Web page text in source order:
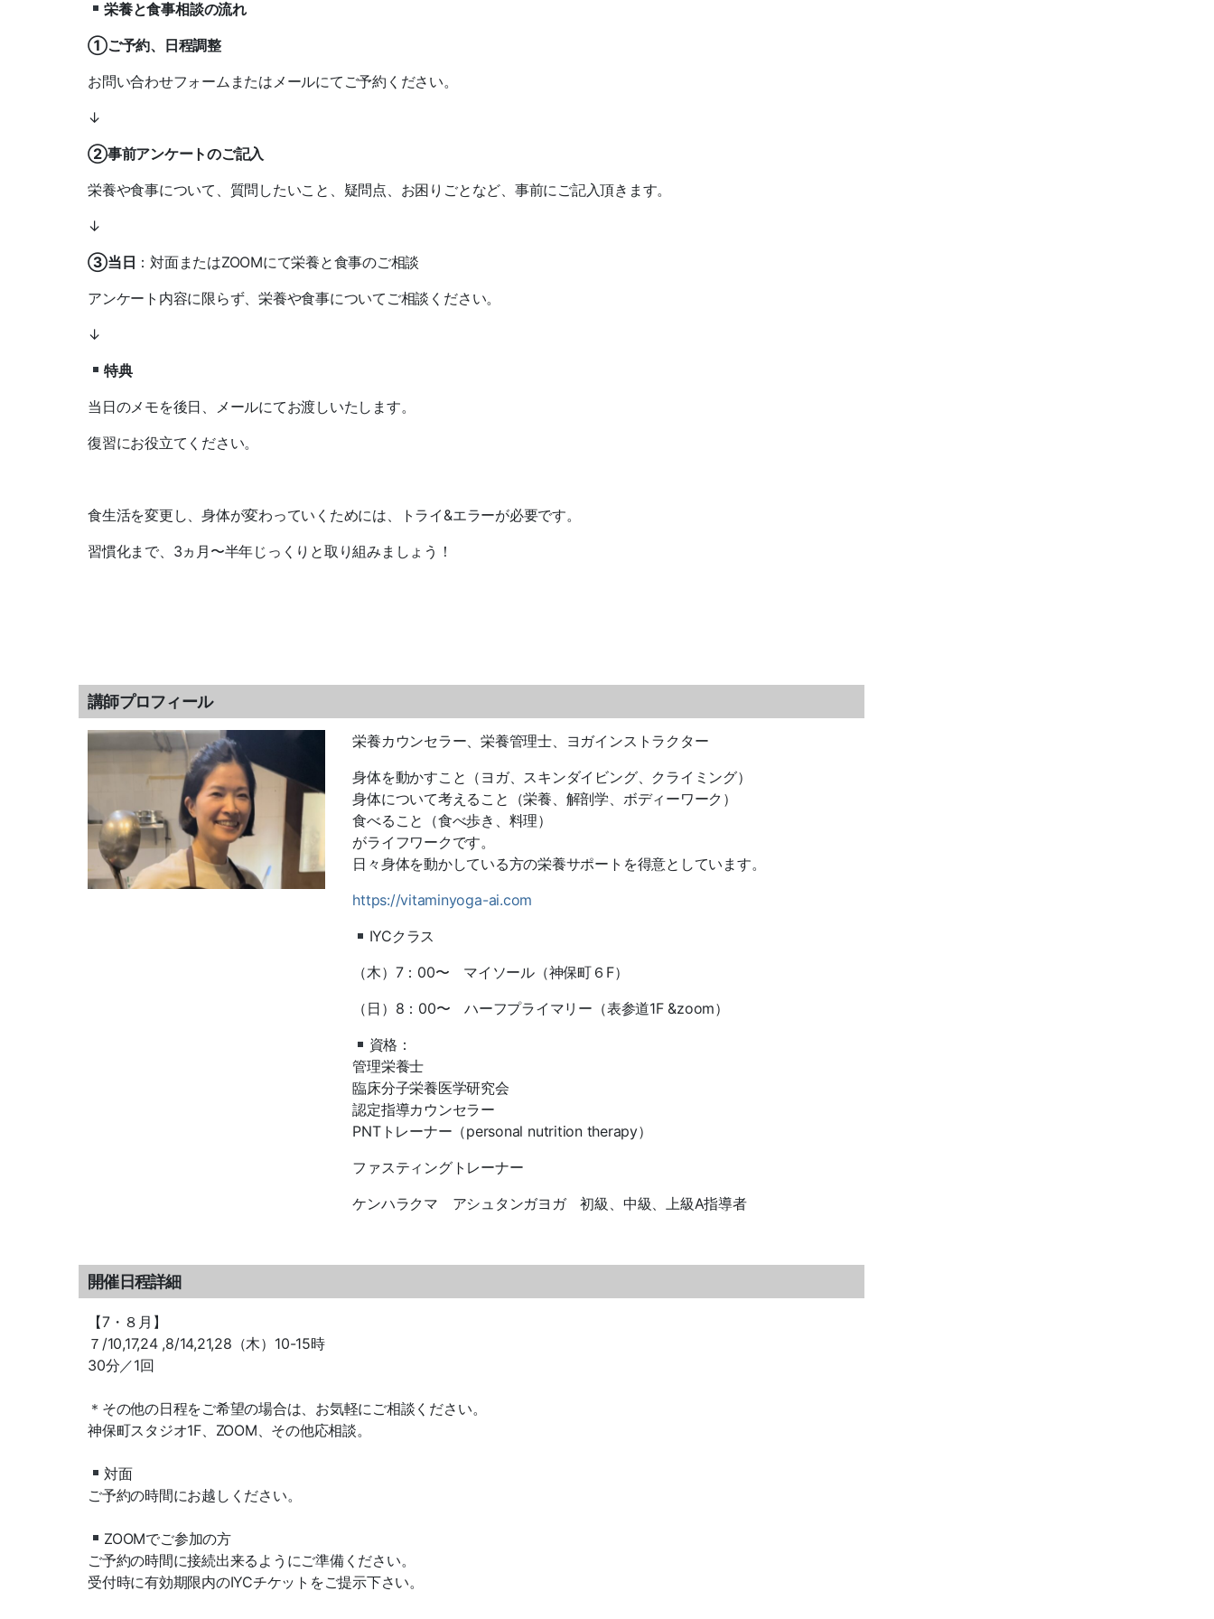
栄養と食事相談の流れ
①ご予約、日程調整
お問い合わせフォームまたはメールにてご予約ください。
↓
②事前アンケートのご記入
栄養や食事について、質問したいこと、疑問点、お困りごとなど、事前にご記入頂きます。
↓
③当日 ：対面またはZOOMにて栄養と食事のご相談
アンケート内容に限らず、栄養や食事についてご相談ください。
↓
特典
当日のメモを後日、メールにてお渡しいたします。
復習にお役立てください。
食生活を変更し、身体が変わっていくためには、トライ&エラーが必要です。
習慣化まで、3ヵ月〜半年じっくりと取り組みましょう！
講師プロフィール
栄養カウンセラー、栄養管理士、ヨガインストラクター
身体を動かすこと（ヨガ、スキンダイビング、クライミング）
身体について考えること（栄養、解剖学、ボディーワーク）
食べること（食べ歩き、料理）
がライフワークです。
日々身体を動かしている方の栄養サポートを得意としています。
https://vitaminyoga-ai.com
IYCクラス
（木）7：00〜 マイソール（神保町６F）
（日）8：00〜 ハーフプライマリー（表参道1F &zoom）
資格：
管理栄養士
臨床分子栄養医学研究会
認定指導カウンセラー
PNTトレーナー（personal nutrition therapy）
ファスティングトレーナー
ケンハラクマ アシュタンガヨガ 初級、中級、上級A指導者
開催日程詳細
【7・８月】
７/10,17,24 ,8/14,21,28（木）10-15時
30分／1回
＊その他の日程をご希望の場合は、お気軽にご相談ください。
神保町スタジオ1F、ZOOM、その他応相談。
対面
ご予約の時間にお越しください。
ZOOMでご参加の方
ご予約の時間に接続出来るようにご準備ください。
受付時に有効期限内のIYCチケットをご提示下さい。